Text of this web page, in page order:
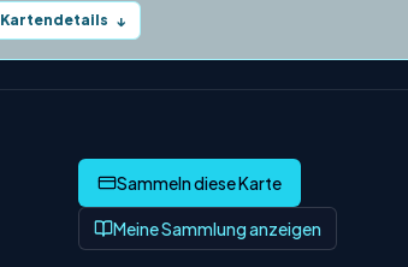
Kartendetails ↓
Meine Sammlung anzeigen